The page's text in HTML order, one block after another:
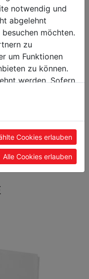
10
310
5
notwendig und
abgelehnt
möchten.
zu
um Funktionen
zu können.
werden. Sofern
Cookies erlauben
Alle Cookies erlauben